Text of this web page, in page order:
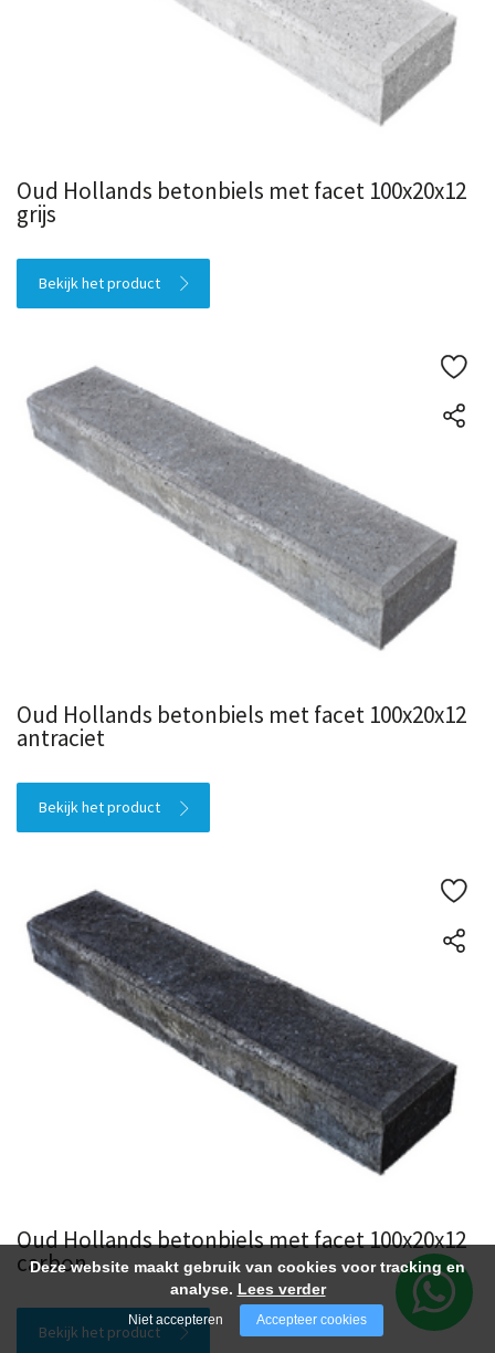
Oud Hollands betonbiels met facet 100x20x12
grijs
Bekijk het product
Oud Hollands betonbiels met facet 100x20x12
antraciet
Bekijk het product
Oud Hollands betonbiels met facet 100x20x12
carbon
Bekijk het product
Deze website maakt gebruik van cookies voor tracking en
analyse. Lees verder
Niet accepteren Accepteer cookies